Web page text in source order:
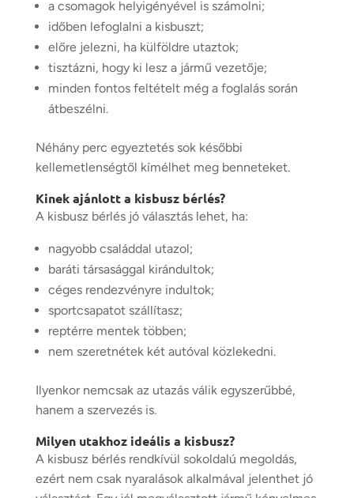
a csomagok helyigényével is számolni;
időben lefoglalni a kisbuszt;
előre jelezni, ha külföldre utaztok;
tisztázni, hogy ki lesz a jármű vezetője;
minden fontos feltételt még a foglalás során
átbeszélni.
Néhány perc egyeztetés sok későbbi
kellemetlenségtől kímélhet meg benneteket.
Kinek ajánlott a kisbusz bérlés?
A kisbusz bérlés jó választás lehet, ha:
nagyobb családdal utazol;
baráti társasággal kirándultok;
céges rendezvényre indultok;
sportcsapatot szállítasz;
reptérre mentek többen;
nem szeretnétek két autóval közlekedni.
Ilyenkor nemcsak az utazás válik egyszerűbbé,
hanem a szervezés is.
Milyen utakhoz ideális a kisbusz?
A kisbusz bérlés rendkívül sokoldalú megoldás,
ezért nem csak nyaralások alkalmával jelenthet jó